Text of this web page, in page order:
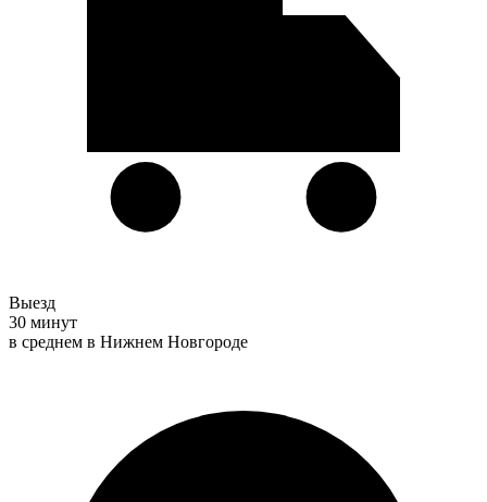
Выезд
30 минут
в среднем в Нижнем Новгороде